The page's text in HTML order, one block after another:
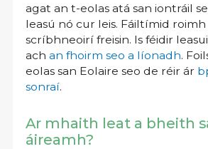
agat an t-eolas atá san iontráil
leasú nó cur leis. Fáiltímid
scríbhneoirí freisin. Is féidir
ach an fhoirm seo a líonadh.
eolas san Eolaire seo de réir ár
sonraí.
Ar mhaith leat a bheith
áireamh?